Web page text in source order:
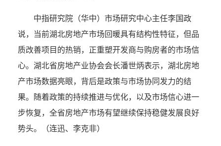
中指研究院（华中）市场研究中心主任李国政
说，当前湖北房地产市场回暖具有结构性特征，但品
质改善项目的热销，正重塑开发商与购房者的市场信
心。湖北省房地产业协会会长潘世炳表示，湖北房地
产市场数据亮眼，背后是政策与市场协同发力的结
果。随着政策的持续推进与优化，以及市场信心进一
步恢复，全省房地产市场有望继续保持稳健发展良好
势头。
（连迅、李克非）